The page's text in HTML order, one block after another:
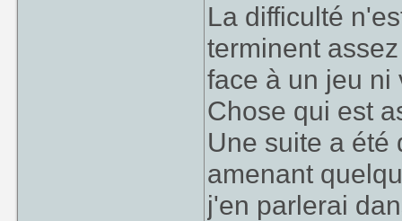
La difficulté
terminent
face à un jeu ni
Chose qui est
Une suite a été
amenant
j'en parlerai